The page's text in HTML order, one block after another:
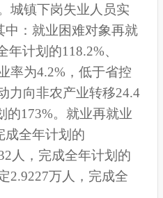
城镇下岗失业人员实
中：就业困难对象再就
计划的118.2%、
率为4.2%，低于省控
力向非农产业转移24.4
的173%。就业再就业
成全年计划的
人，完成全年计划的
2.9227万人，完成全